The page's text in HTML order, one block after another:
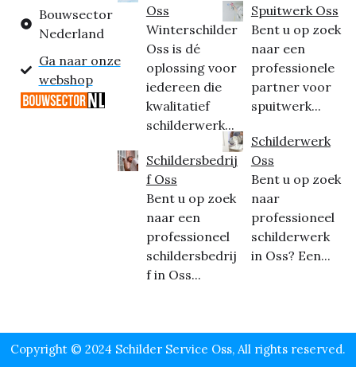
Bouwsector
Nederland
Ga naar onze
webshop
Oss
Winterschilder
Oss is dé
oplossing voor
iedereen die
kwalitatief
schilderwerk...
Schildersbedrij
f Oss
Bent u op zoek
naar een
professioneel
schildersbedrij
f in Oss...
Spuitwerk Oss
Bent u op zoek
naar een
professionele
partner voor
spuitwerk...
Schilderwerk
Oss
Bent u op zoek
naar
professioneel
schilderwerk
in Oss? Een...
Copyright © 2024 Schilder Service Oss, All rights reserved.